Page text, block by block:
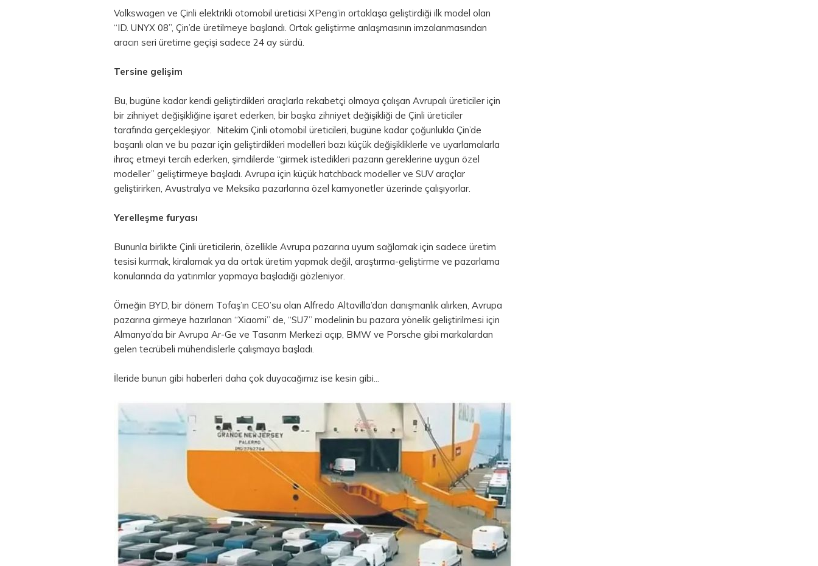
Volkswagen ve Çinli elektrikli otomobil üreticisi XPeng’in ortaklaşa geliştirdiği ilk model olan
“ID. UNYX 08”, Çin’de üretilmeye başlandı. Ortak geliştirme anlaşmasının imzalanmasından
aracın seri üretime geçişi sadece 24 ay sürdü.
Tersine gelişim
Bu, bugüne kadar kendi geliştirdikleri araçlarla rekabetçi olmaya çalışan Avrupalı üreticiler için
bir zihniyet değişikliğine işaret ederken, bir başka zihniyet değişikliği de Çinli üreticiler
tarafında gerçekleşiyor. Nitekim Çinli otomobil üreticileri, bugüne kadar çoğunlukla Çin’de
başarılı olan ve bu pazar için geliştirdikleri modelleri bazı küçük değişikliklerle ve uyarlamalarla
ihraç etmeyi tercih ederken, şimdilerde “girmek istedikleri pazarın gereklerine uygun özel
modeller” geliştirmeye başladı. Avrupa için küçük hatchback modeller ve SUV araçlar
geliştirirken, Avustralya ve Meksika pazarlarına özel kamyonetler üzerinde çalışıyorlar.
Yerelleşme furyası
Bununla birlikte Çinli üreticilerin, özellikle Avrupa pazarına uyum sağlamak için sadece üretim
tesisi kurmak, kiralamak ya da ortak üretim yapmak değil, araştırma-geliştirme ve pazarlama
konularında da yatırımlar yapmaya başladığı gözleniyor.
Örneğin BYD, bir dönem Tofaş’ın CEO’su olan Alfredo Altavilla’dan danışmanlık alırken, Avrupa
pazarına girmeye hazırlanan “Xiaomi” de, “SU7” modelinin bu pazara yönelik geliştirilmesi için
Almanya’da bir Avrupa Ar-Ge ve Tasarım Merkezi açıp, BMW ve Porsche gibi markalardan
gelen tecrübeli mühendislerle çalışmaya başladı.
İleride bunun gibi haberleri daha çok duyacağımız ise kesin gibi...